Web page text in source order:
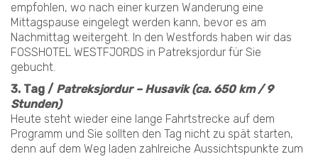
empfohlen, wo nach einer kurzen Wanderung eine
Mittagspause eingelegt werden kann, bevor es am
Nachmittag weitergeht. In den Westfords haben wir das
FOSSHOTEL WESTFJORDS in Patreksjordur für Sie
gebucht.
3. Tag / Patreksjordur – Husavik (ca. 650 km / 9
Stunden)
Heute steht wieder eine lange Fahrtstrecke auf dem
Programm und Sie sollten den Tag nicht zu spät starten,
denn auf dem Weg laden zahlreiche Aussichtspunkte zum